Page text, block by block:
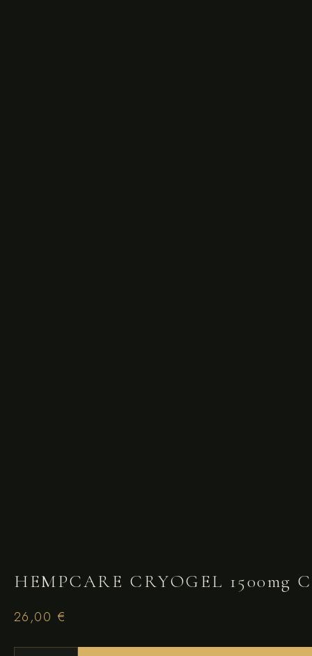
HEMPCARE CRYOGEL 1500mg
26,00 €